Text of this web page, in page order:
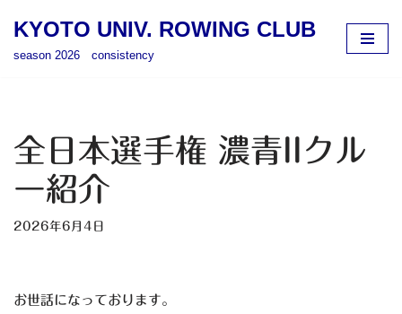
ツ
へ
ッ
KYOTO UNIV. ROWING CLUB
season 2026 consistency
全日本選手権 濃青IIクル
ー紹介
2026年6月4日
お世話になっております。